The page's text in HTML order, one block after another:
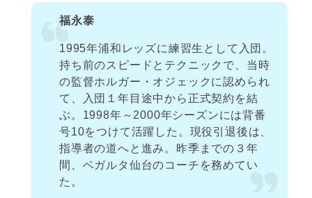
福永泰
1995年浦和レッズに練習生として入団。
持ち前のスピードとテクニックで、当時
の監督ホルガー・オジェックに認められ
て、入団１年目途中から正式契約を結
ぶ。1998年～2000年シーズンには背番
号10をつけて活躍した。現役引退後は、
指導者の道へと進み。昨季までの３年
間、ベガルタ仙台のコーチを務めてい
た。